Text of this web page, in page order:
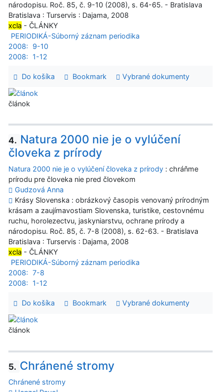
národopisu. Roč. 85, č. 9-10 (2008), s. 64-65. - Bratislava
Bratislava : Turservis : Dajama, 2008
xcla - ČLÁNKY
PERIODIKÁ-Súborný záznam periodika
2008:
9-10
2008:
1-12
Do košíka Bookmark Vybrané dokumenty
článok
4. Natura 2000 nie je o vylúčení
človeka z prírody
Natura 2000 nie je o vylúčení človeka z prírody : chráňme
prírodu pre človeka nie pred človekom
Gudzová Anna
Krásy Slovenska : obrázkový časopis venovaný prírodným
krásam a zaujímavostiam Slovenska, turistike, cestovnému
ruchu, horolezectvu, jaskyniarstvu, ochrane prírody a
národopisu. Roč. 85, č. 7-8 (2008), s. 62-63. - Bratislava
Bratislava : Turservis : Dajama, 2008
xcla - ČLÁNKY
PERIODIKÁ-Súborný záznam periodika
2008: 7-8
2008:
1-12
Do košíka Bookmark Vybrané dokumenty
článok
5. Chránené stromy
Chránené stromy